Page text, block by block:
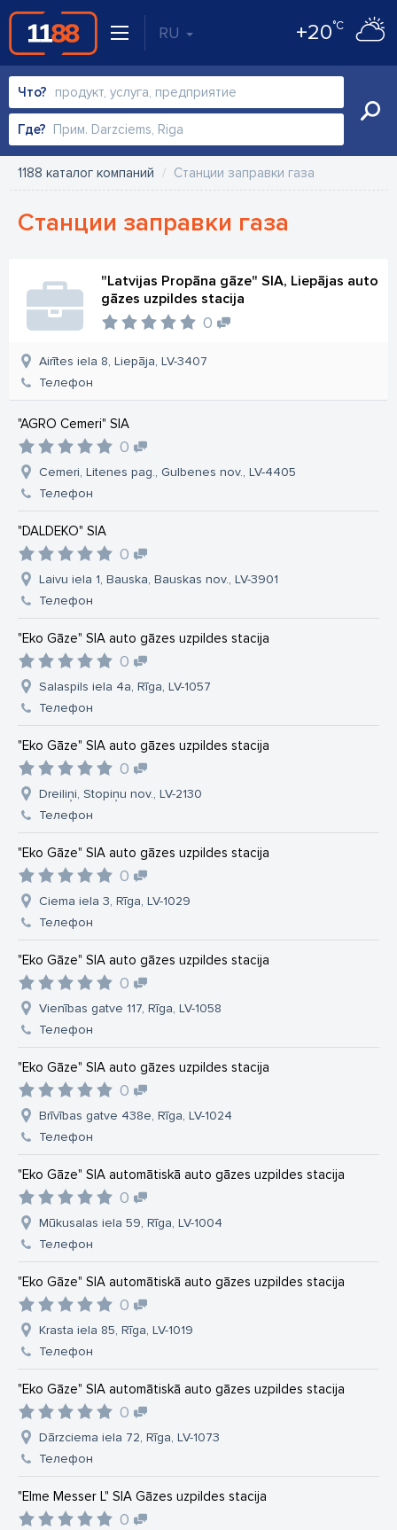
RU +20°C
Что?
Где?
1188 каталог компаний Станции заправки газа
Станции заправки газа
"Latvijas Propāna gāze" SIA, Liepājas auto
gāzes uzpildes stacija
0
Airītes iela 8, Liepāja, LV-3407
Телефон
"AGRO Cemeri" SIA
0
Cemeri, Litenes pag., Gulbenes nov., LV-4405
Телефон
"DALDEKO" SIA
0
Laivu iela 1, Bauska, Bauskas nov., LV-3901
Телефон
"Eko Gāze" SIA auto gāzes uzpildes stacija
0
Salaspils iela 4a, Rīga, LV-1057
Телефон
"Eko Gāze" SIA auto gāzes uzpildes stacija
0
Dreiliņi, Stopiņu nov., LV-2130
Телефон
"Eko Gāze" SIA auto gāzes uzpildes stacija
0
Ciema iela 3, Rīga, LV-1029
Телефон
"Eko Gāze" SIA auto gāzes uzpildes stacija
0
Vienības gatve 117, Rīga, LV-1058
Телефон
"Eko Gāze" SIA auto gāzes uzpildes stacija
0
Brīvības gatve 438e, Rīga, LV-1024
Телефон
"Eko Gāze" SIA automātiskā auto gāzes uzpildes stacija
0
Mūkusalas iela 59, Rīga, LV-1004
Телефон
"Eko Gāze" SIA automātiskā auto gāzes uzpildes stacija
0
Krasta iela 85, Rīga, LV-1019
Телефон
"Eko Gāze" SIA automātiskā auto gāzes uzpildes stacija
0
Dārzciema iela 72, Rīga, LV-1073
Телефон
"Elme Messer L" SIA Gāzes uzpildes stacija
0